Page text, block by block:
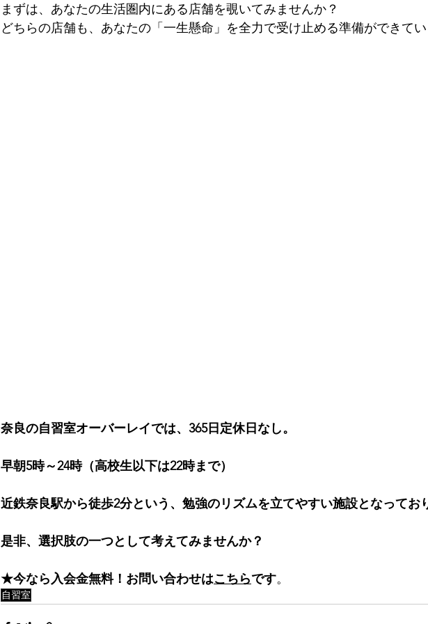
まずは、あなたの生活圏内にある店舗を覗いてみませんか？
どちらの店舗も、あなたの「一生懸命」を全力で受け止める準備ができて
奈良の自習室オーバーレイでは、365日定休日なし。
早朝5時～24時（高校生以下は22時まで）
近鉄奈良駅から徒歩2分という、勉強のリズムを立てやすい施設となってお
是非、選択肢の一つとして考えてみませんか？
★今なら入会金無料！お問い合わせはこちらです。
自習室